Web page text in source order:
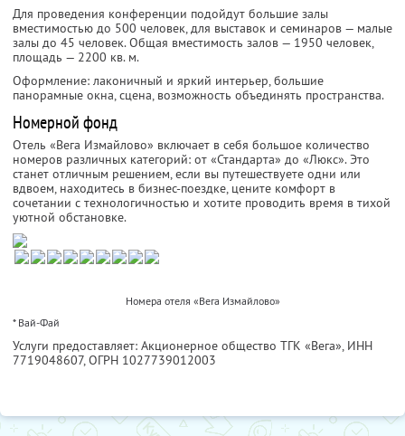
Для проведения конференции подойдут большие залы
вместимостью до 500 человек, для выставок и семинаров — малые
залы до 45 человек. Общая вместимость залов — 1950 человек,
площадь — 2200 кв. м.
Оформление: лаконичный и яркий интерьер, большие
панорамные окна, сцена, возможность объединять пространства.
Номерной фонд
Отель «Вега Измайлово» включает в себя большое количество
номеров различных категорий: от «Стандарта» до «Люкс». Это
станет отличным решением, если вы путешествуете одни или
вдвоем, находитесь в бизнес-поездке, цените комфорт в
сочетании с технологичностью и хотите проводить время в тихой
уютной обстановке.
Номера отеля «Вега Измайлово»
* Вай-Фай
Услуги предоставляет: Акционерное общество ТГК «Вега», ИНН
7719048607, ОГРН 1027739012003